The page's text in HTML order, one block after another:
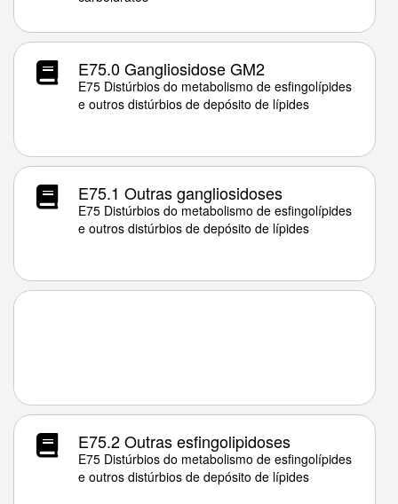
E75.0 Gangliosidose GM2
E75 Distúrbios do metabolismo de esfingolípides
e outros distúrbios de depósito de lípides
E75.1 Outras gangliosidoses
E75 Distúrbios do metabolismo de esfingolípides
e outros distúrbios de depósito de lípides
E75.2 Outras esfingolipidoses
E75 Distúrbios do metabolismo de esfingolípides
e outros distúrbios de depósito de lípides